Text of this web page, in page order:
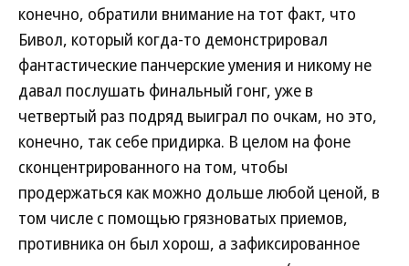
конечно, обратили внимание на тот факт, что
Бивол, который когда-то демонстрировал
фантастические панчерские умения и никому не
давал послушать финальный гонг, уже в
четвертый раз подряд выиграл по очкам, но это,
конечно, так себе придирка. В целом на фоне
сконцентрированного на том, чтобы
продержаться как можно дольше любой ценой, в
том числе с помощью грязноватых приемов,
противника он был хорош, а зафиксированное